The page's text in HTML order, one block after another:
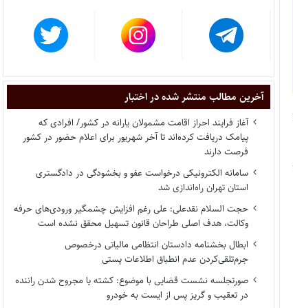
آخرین مطالب منتشر شده در اختبار
آغاز فرایند احراز اقامت مشمولان یارانه در کشور/ افرادی که
پیامک دریافت کرده‌اند تا آخر شهریور برای اعلام حضور در کشور
فرصت دارند
سامانه الکترونیکی درخواست عفو و بخشودگی در دادگستری
استان تهران راه‌اندازی شد
حجت السلام نقدعلی: علی رغم افزایش چشمگیر ورودی‌های حرفه
وکالت، هدف اصلی طراحان قانون تسهیل محقق نشده است
ابطال بخشنامه دادستان انتظامی مالیاتی درخصوص
جرم‌تلقی‌کردن عدم انطباق اطلاعات پستی
صورتجلسه نشست قضایی با موضوع: کشته یا مجروح شدن راننده
در تعقیب و گریز پس از ایست به خودرو